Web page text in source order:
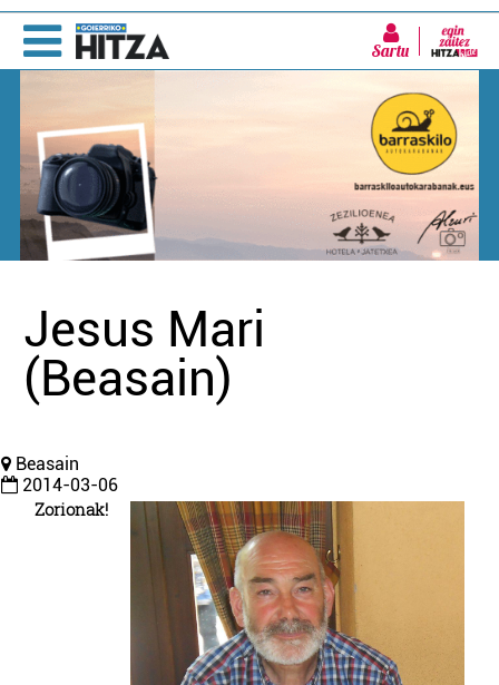
Sartu
Jesus Mari
(Beasain)
Beasain
2014-03-06
Zorionak!